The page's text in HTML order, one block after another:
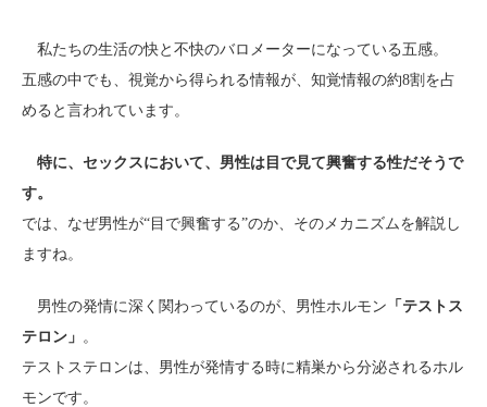
私たちの生活の快と不快のバロメーターになっている五感。
五感の中でも、視覚から得られる情報が、知覚情報の約8割を占
めると言われています。
特に、セックスにおいて、男性は目で見て興奮する性だそうで
す。
では、なぜ男性が“目で興奮する”のか、そのメカニズムを解説し
ますね。
男性の発情に深く関わっているのが、男性ホルモン 「テストス
テロン」 。
テストステロンは、男性が発情する時に精巣から分泌されるホル
モンです。